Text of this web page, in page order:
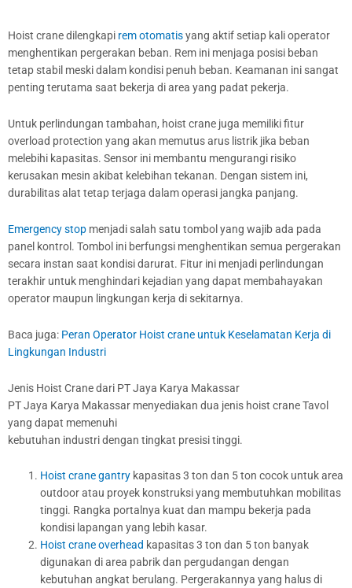
Hoist crane dilengkapi rem otomatisyang aktif setiap kali operator
menghentikan pergerakan beban. Rem ini menjaga posisi beban
tetap stabil meski dalam kondisi penuh beban. Keamanan ini sangat
penting terutama saat bekerja di area yang padat pekerja.
Untuk perlindungan tambahan, hoist crane juga memiliki fitur
overload protection yang akan memutus arus listrik jika beban
melebihi kapasitas. Sensor ini membantu mengurangi risiko
kerusakan mesin akibat kelebihan tekanan. Dengan sistem ini,
durabilitas alat tetap terjaga dalam operasi jangka panjang.
Emergency stop menjadi salah satu tombol yang wajib ada pada
panel kontrol. Tombol ini berfungsi menghentikan semua pergerakan
secara instan saat kondisi darurat. Fitur ini menjadi perlindungan
terakhir untuk menghindari kejadian yang dapat membahayakan
operator maupun lingkungan kerja di sekitarnya.
Baca juga: Peran Operator Hoist crane untuk Keselamatan Kerja di
Lingkungan Industri
Jenis Hoist Crane dari PT Jaya Karya Makassar
PT Jaya Karya Makassar menyediakan dua jenis hoist crane Tavol
yang dapat memenuhi
kebutuhan industri dengan tingkat presisi tinggi.
Hoist crane gantry kapasitas 3 ton dan 5 ton cocok untuk area
outdoor atau proyek konstruksi yang membutuhkan mobilitas
tinggi. Rangka portalnya kuat dan mampu bekerja pada
kondisi lapangan yang lebih kasar.
Hoist crane overhead kapasitas 3 ton dan 5 ton banyak
digunakan di area pabrik dan pergudangan dengan
kebutuhan angkat berulang. Pergerakannya yang halus di